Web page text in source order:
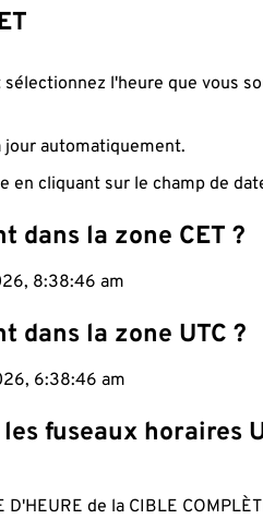
sélectionnez l'heure que vous
jour automatiquement.
en cliquant sur le champ de
dans la zone CET ?
8:38:47 am
dans la zone UTC ?
6:38:47 am
fuseaux horaires
D'HEURE de la CIBLE